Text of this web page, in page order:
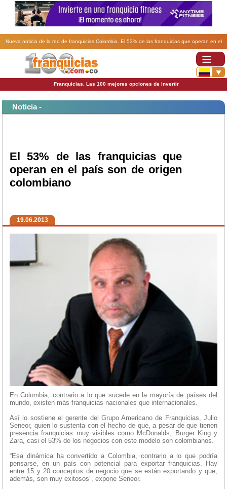
Nueva noticia de la red de franquicias Colombia. El 53% de las franquicias que operan en el
país son de origen colombiano .
Franquicias. Las 100 mejores opciones de invertir
Noticia -
El 53% de las franquicias que
operan en el país son de origen
colombiano
19.06.2013
En Colombia, contrario a lo que sucede en la mayoría de países del
mundo, existen más franquicias nacionales que internacionales.
Así lo sostiene el gerente del Grupo Americano de Franquicias, Julio
Seneor, quien lo sustenta con el hecho de que, a pesar de que tienen
presencia franquicias muy visibles como McDonalds, Burger King y
Zara, casi el 53% de los negocios con este modelo son colombianos.
“Esa dinámica ha convertido a Colombia, contrario a lo que podría
pensarse, en un país con potencial para exportar franquicias. Hay
entre 15 y 20 conceptos de negocio que se están exportando y que,
además, son muy exitosos”, expone Seneor.